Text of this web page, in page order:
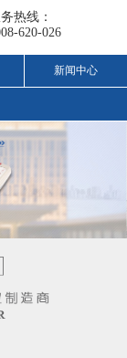
热线：
620-026
新闻中心